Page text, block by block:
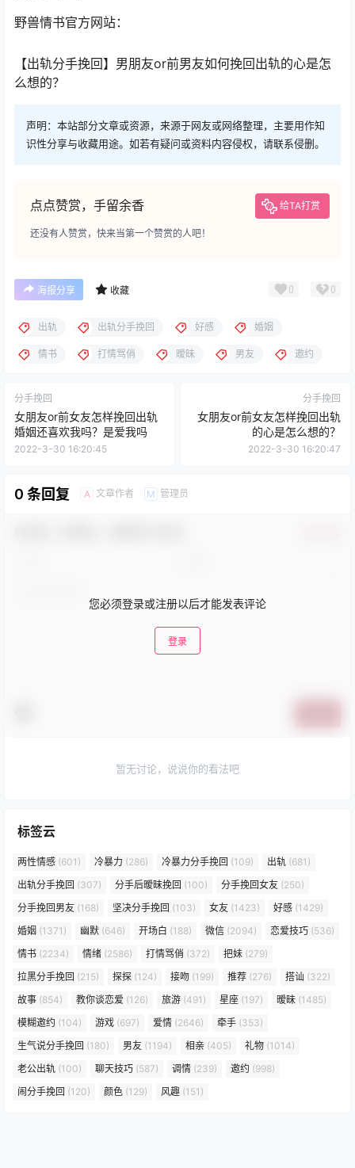
野兽情书官方网站：
【出轨分手挽回】男朋友or前男友如何挽回出轨的心是怎
么想的？
声明：本站部分文章或资源，来源于网友或网络整理，主要用作知
识性分享与收藏用途。如若有疑问或资料内容侵权，请联系侵删。
点点赞赏，手留余香 给TA打赏
还没有人赞赏，快来当第一个赞赏的人吧！
海报分享 收藏 0 0
出轨 出轨分手挽回 好感 婚姻
情书 打情骂俏 暧昧 男友 邀约
分手挽回
女朋友or前女友怎样挽回出轨
婚姻还喜欢我吗？是爱我吗
2022-3-30 16:20:45
分手挽回
女朋友or前女友怎样挽回出轨
的心是怎么想的？
2022-3-30 16:20:47
0 条回复 A 文章作者 M 管理员
您必须登录或注册以后才能发表评论
登录
暂无讨论，说说你的看法吧
标签云
两性情感 (601) 冷暴力 (286) 冷暴力分手挽回 (109) 出轨 (681)
出轨分手挽回 (307) 分手后暧昧挽回 (100) 分手挽回女友 (250)
分手挽回男友 (168) 坚决分手挽回 (103) 女友 (1423) 好感 (1429)
婚姻 (1371) 幽默 (646) 开场白 (188) 微信 (2094) 恋爱技巧 (536)
情书 (2234) 情绪 (2586) 打情骂俏 (372) 把妹 (279)
拉黑分手挽回 (215) 探探 (124) 接吻 (199) 推荐 (276) 搭讪 (322)
故事 (854) 教你谈恋爱 (126) 旅游 (491) 星座 (197) 暧昧 (1485)
模糊邀约 (104) 游戏 (697) 爱情 (2646) 牵手 (353)
生气说分手挽回 (180) 男友 (1194) 相亲 (405) 礼物 (1014)
老公出轨 (100) 聊天技巧 (587) 调情 (239) 邀约 (998)
闹分手挽回 (120) 颜色 (129) 风趣 (151)